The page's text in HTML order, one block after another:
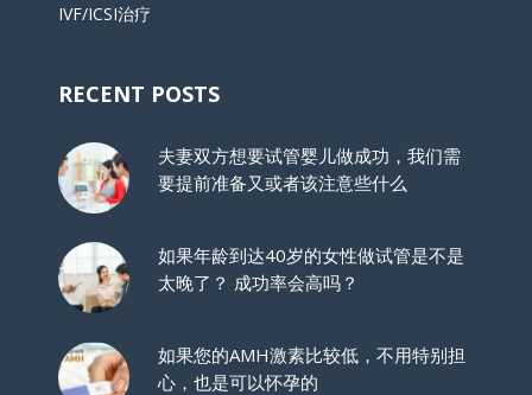
IVF/ICSI治疗
RECENT POSTS
夫妻双方想要试管婴儿做成功，我们需
要提前准备又或者该注意些什么
如果年龄到达40岁的女性做试管是不是
太晚了？ 成功率会高吗？
如果您的AMH激素比较低，不用特别担
心，也是可以怀孕的